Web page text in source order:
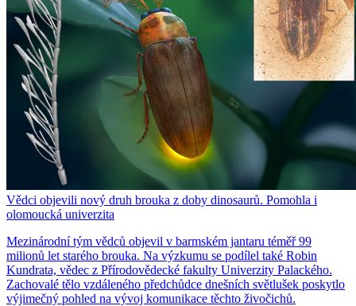
Vědci objevili nový druh brouka z doby dinosaurů. Pomohla i
olomoucká univerzita
Mezinárodní tým vědců objevil v barmském jantaru téměř 99
milionů let starého brouka. Na výzkumu se podílel také Robin
Kundrata, vědec z Přírodovědecké fakulty Univerzity Palackého.
Zachovalé tělo vzdáleného předchůdce dnešních světlušek poskytlo
výjimečný pohled na vývoj komunikace těchto živočichů.